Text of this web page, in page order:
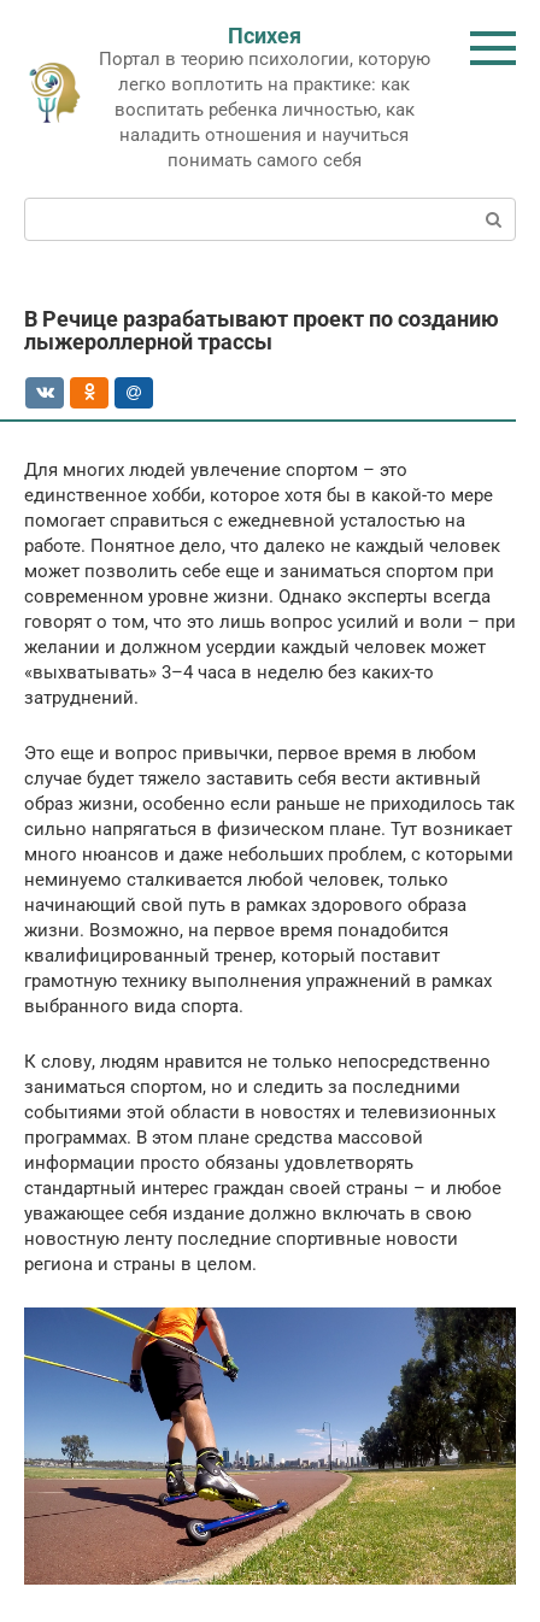
контенту
Психея
Портал в теорию психологии, которую
легко воплотить на практике: как
воспитать ребенка личностью, как
наладить отношения и научиться
понимать самого себя
Поиск:
В Речице разрабатывают проект по созданию
лыжероллерной трассы
Для многих людей увлечение спортом – это
единственное хобби, которое хотя бы в какой-то мере
помогает справиться с ежедневной усталостью на
работе. Понятное дело, что далеко не каждый человек
может позволить себе еще и заниматься спортом при
современном уровне жизни. Однако эксперты всегда
говорят о том, что это лишь вопрос усилий и воли – при
желании и должном усердии каждый человек может
«выхватывать» 3–4 часа в неделю без каких-то
затруднений.
Это еще и вопрос привычки, первое время в любом
случае будет тяжело заставить себя вести активный
образ жизни, особенно если раньше не приходилось так
сильно напрягаться в физическом плане. Тут возникает
много нюансов и даже небольших проблем, с которыми
неминуемо сталкивается любой человек, только
начинающий свой путь в рамках здорового образа
жизни. Возможно, на первое время понадобится
квалифицированный тренер, который поставит
грамотную технику выполнения упражнений в рамках
выбранного вида спорта.
К слову, людям нравится не только непосредственно
заниматься спортом, но и следить за последними
событиями этой области в новостях и телевизионных
программах. В этом плане средства массовой
информации просто обязаны удовлетворять
стандартный интерес граждан своей страны – и любое
уважающее себя издание должно включать в свою
новостную ленту последние спортивные новости
региона и страны в целом.